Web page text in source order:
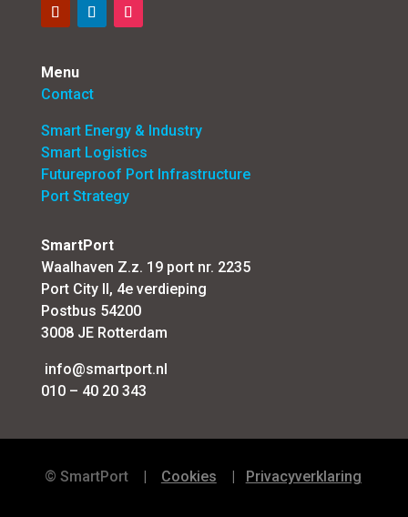
Menu
Contact
Smart Energy & Industry
Smart Logistics
Futureproof Port Infrastructure
Port Strategy
SmartPort
Waalhaven Z.z. 19 port nr. 2235
Port City II, 4e verdieping
Postbus 54200
3008 JE Rotterdam
info@smartport.nl
010 – 40 20 343
© SmartPort Cookies Privacyverklaring